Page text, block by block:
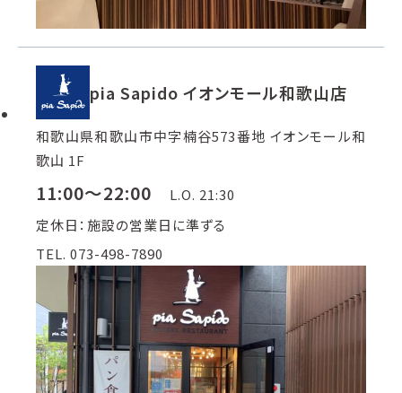
pia Sapido イオンモール和歌山店
和歌山県和歌山市中字楠谷573番地 イオンモール和
歌山 1F
11:00～22:00
L.O. 21:30
定休日：施設の営業日に準ずる
TEL. 073-498-7890